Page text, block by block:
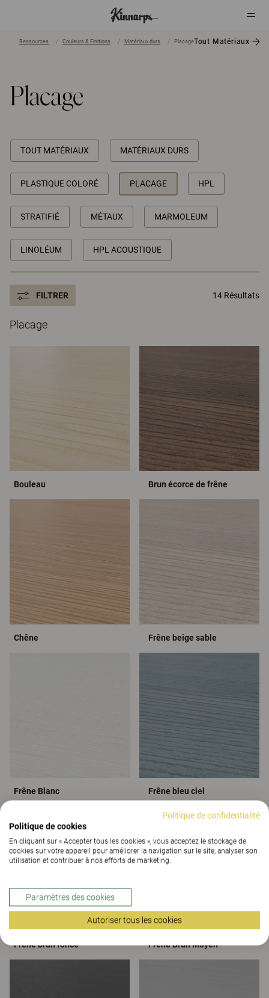
Ressources Couleurs & Finitions Matériaux durs PlacageTout Matériaux
Placage
TOUT MATÉRIAUX MATÉRIAUX DURS
PLASTIQUE COLORÉ PLACAGE HPL
STRATIFIÉ MÉTAUX MARMOLEUM
LINOLÉUM HPL ACOUSTIQUE
FILTRER 14 Résultats
Placage
Bouleau Brun écorce de frêne
Chêne Frêne beige sable
Frêne Blanc Frêne bleu ciel
Frêne brun foncé Frêne Brun Moyen
Politique de confidentialité
Politique de cookies
En cliquant sur « Accepter tous les cookies », vous acceptez le stockage de
cookies sur votre appareil pour améliorer la navigation sur le site, analyser son
utilisation et contribuer à nos efforts de marketing.
Paramètres des cookies
Autoriser tous les cookies